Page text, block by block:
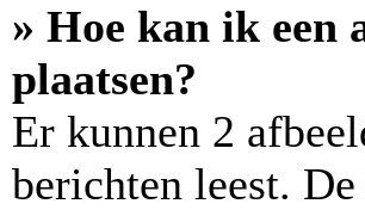
» Hoe kan ik
plaatsen?
Er kunnen 2
berichten leest.